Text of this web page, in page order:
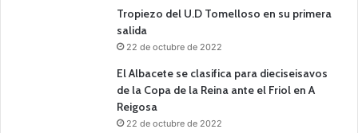
Tropiezo del U.D Tomelloso en su primera
salida
22 de octubre de 2022
El Albacete se clasifica para dieciseisavos
de la Copa de la Reina ante el Friol en A
Reigosa
22 de octubre de 2022